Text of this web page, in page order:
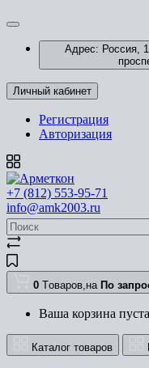
Адрес: Россия,
Личный кабинет
Регистрация
Авторизация
+7 (812) 553-95-71
info@amk2003.ru
0 Tоваров,на По
Ваша корзина
Каталог товаров